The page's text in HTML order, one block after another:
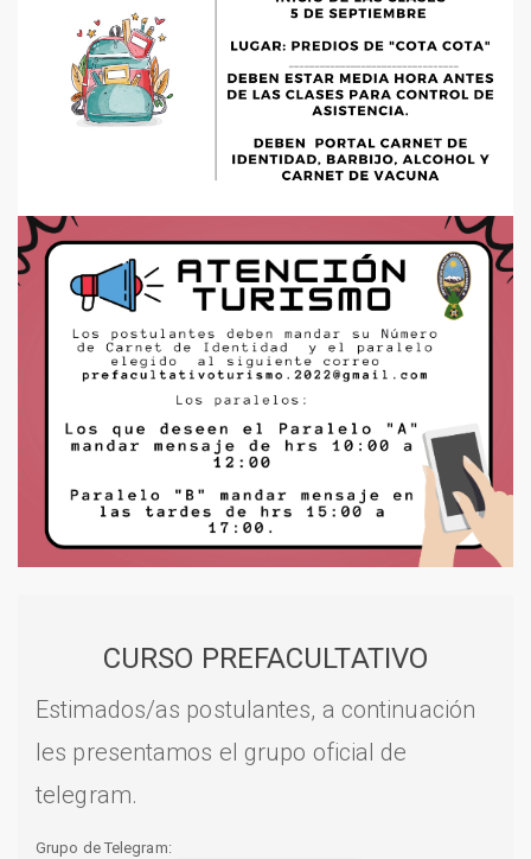
CURSO PREFACULTATIVO
Estimados/as postulantes, a continuación
les presentamos el grupo oficial de
telegram.
Grupo de Telegram: